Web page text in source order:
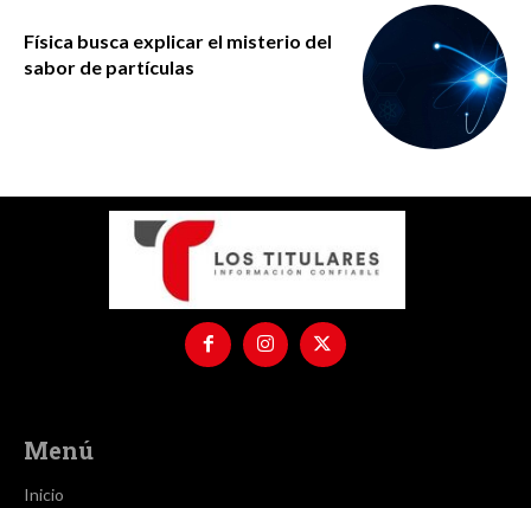
Física busca explicar el misterio del
sabor de partículas
Menú
Inicio